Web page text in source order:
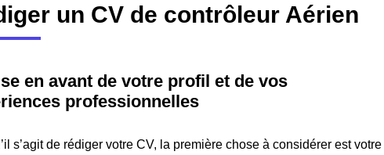
un CV de contrôleur Aérien
en avant de votre profil et de vos
professionnelles
s’agit de rédiger votre CV, la première chose à considérer est votre